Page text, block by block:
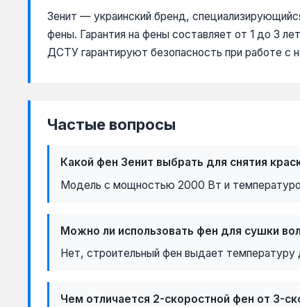
Зенит — украинский бренд,
фены. Гарантия на фены составляет от 1 до 3
ДСТУ гарантируют безопасность при работе с
Частые вопросы
Какой фен Зенит выбрать для снятия
Модель с мощностью 2000 Вт и
Можно ли использовать фен для сушки
Нет, строительный фен выдает температуру
Чем отличается 2-скоростной фен от 3-